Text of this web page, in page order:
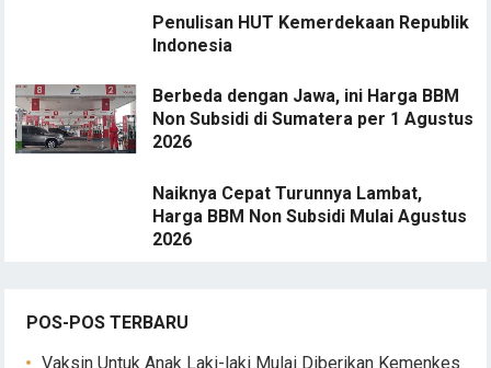
Penulisan HUT Kemerdekaan Republik
Indonesia
Berbeda dengan Jawa, ini Harga BBM
Non Subsidi di Sumatera per 1 Agustus
2026
Naiknya Cepat Turunnya Lambat,
Harga BBM Non Subsidi Mulai Agustus
2026
POS-POS TERBARU
Vaksin Untuk Anak Laki-laki Mulai Diberikan Kemenkes